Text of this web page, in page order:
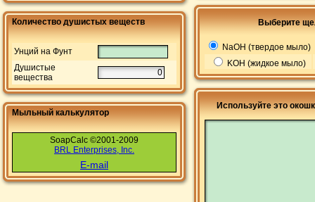
Количество душистых веществ
Унций на Фунт
Душистые
вещества
Мыльный калькулятор
SoapCalc ©2001-2009
BRL Enterprises, Inc.
E-mail
Выберите
NaOH (твердое мыло)
KOH (жидкое мыло)
Используйте это